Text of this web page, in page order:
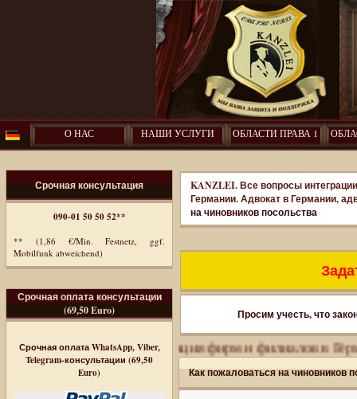
О НАС НАШИ УСЛУГИ ОБЛАСТИ ПРАВА 1
Срочная консультация
090-01 50 50 52**
** (1,86 €/Min. Festnetz, ggf.
Mobilfunk abweichend)
Срочная оплата консультации
(69,50 Euro)
Срочная оплата WhatsApp, Viber,
Telegram-консультации (69,50
Euro)
KANZLEI. Все вопросы
Германии. Адвокат в Германии,
на чиновников посольства
Просим учесть, что
Регистрация фирм и филиалов в Германии.
Как пожаловаться на чиновников